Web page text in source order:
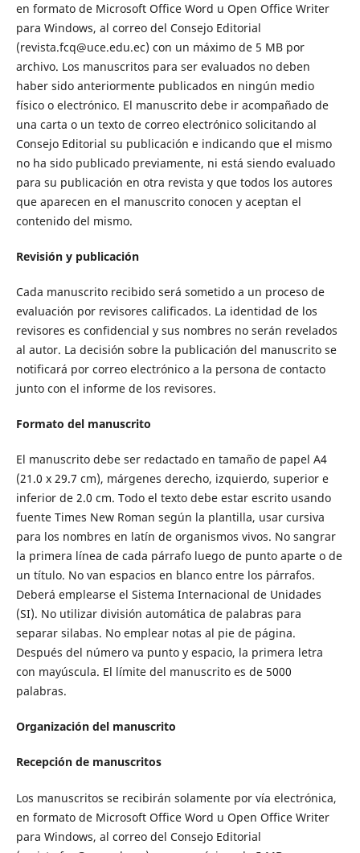
en formato de Microsoft Office Word u Open Office Writer
para Windows, al correo del Consejo Editorial
(revista.fcq@uce.edu.ec) con un máximo de 5 MB por
archivo. Los manuscritos para ser evaluados no deben
haber sido anteriormente publicados en ningún medio
físico o electrónico. El manuscrito debe ir acompañado de
una carta o un texto de correo electrónico solicitando al
Consejo Editorial su publicación e indicando que el mismo
no ha sido publicado previamente, ni está siendo evaluado
para su publicación en otra revista y que todos los autores
que aparecen en el manuscrito conocen y aceptan el
contenido del mismo.
Revisión y publicación
Cada manuscrito recibido será sometido a un proceso de
evaluación por revisores calificados. La identidad de los
revisores es confidencial y sus nombres no serán revelados
al autor. La decisión sobre la publicación del manuscrito se
notificará por correo electrónico a la persona de contacto
junto con el informe de los revisores.
Formato del manuscrito
El manuscrito debe ser redactado en tamaño de papel A4
(21.0 x 29.7 cm), márgenes derecho, izquierdo, superior e
inferior de 2.0 cm. Todo el texto debe estar escrito usando
fuente Times New Roman según la plantilla, usar cursiva
para los nombres en latín de organismos vivos. No sangrar
la primera línea de cada párrafo luego de punto aparte o de
un título. No van espacios en blanco entre los párrafos.
Deberá emplearse el Sistema Internacional de Unidades
(SI). No utilizar división automática de palabras para
separar silabas. No emplear notas al pie de página.
Después del número va punto y espacio, la primera letra
con mayúscula. El límite del manuscrito es de 5000
palabras.
Organización del manuscrito
Recepción de manuscritos
Los manuscritos se recibirán solamente por vía electrónica,
en formato de Microsoft Office Word u Open Office Writer
para Windows, al correo del Consejo Editorial